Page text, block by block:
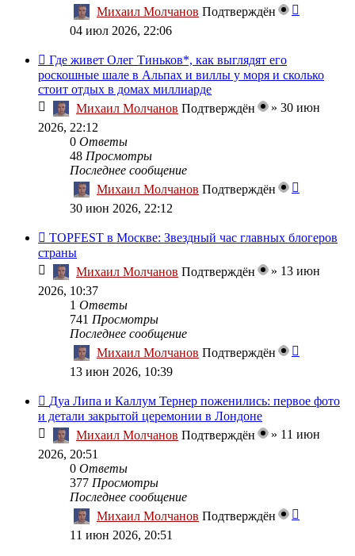
Михаил Молчанов Подтверждён
04 июл 2026, 22:06
Где живет Олег Тиньков*, как выглядят его
роскошные шале в Альпах и виллы у моря и сколько
стоит отдых в домах миллиарде
Михаил Молчанов Подтверждён » 30 июн
2026, 22:12
0 Ответы
48 Просмотры
Последнее сообщение
Михаил Молчанов Подтверждён
30 июн 2026, 22:12
TOPFEST в Москве: Звездный час главных блогеров
страны
Михаил Молчанов Подтверждён » 13 июн
2026, 10:37
1 Ответы
741 Просмотры
Последнее сообщение
Михаил Молчанов Подтверждён
13 июн 2026, 10:39
Дуа Липа и Каллум Тернер поженились: первое фото
и детали закрытой церемонии в Лондоне
Михаил Молчанов Подтверждён » 11 июн
2026, 20:51
0 Ответы
377 Просмотры
Последнее сообщение
Михаил Молчанов Подтверждён
11 июн 2026, 20:51